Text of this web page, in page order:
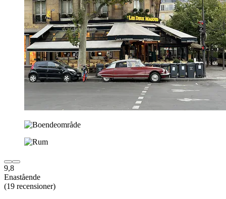
9,8
Enastående
(19 recensioner)